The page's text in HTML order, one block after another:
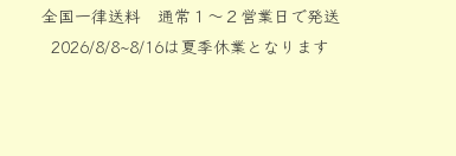
全国一律送料 通常１〜２営業日で発送
2026/8/8~8/16は夏季休業となります